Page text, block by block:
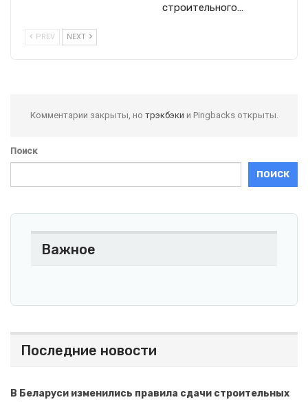
строительного…
PREV NEXT
Комментарии закрыты, но трэкбэки и Pingbacks открыты.
Поиск
ПОИСК
Важное
Последние новости
В Беларуси изменились правила сдачи строительных